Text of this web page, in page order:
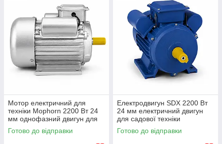
Мотор електричний для
техніки Mophorn 2200 Вт 24
мм однофазний двигун для
електротехніки електричний
двигун електромотор
Готово до відправки
Електродвигун SDX 2200 Вт
24 мм електричний двигун
для садової техніки
асинхронний двигун для
електротехніки двигуни
Готово до відправки